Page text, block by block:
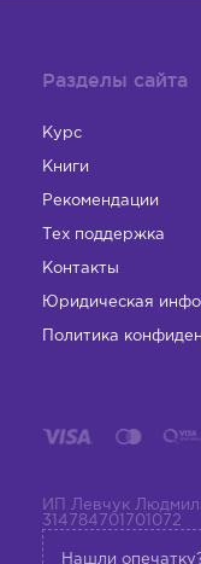
Разделы сайта
Курс
Книги
Рекомендации
Тех поддержка
Контакты
Юридическая
Политика
ИП Левчук
314784701701072
Нашли